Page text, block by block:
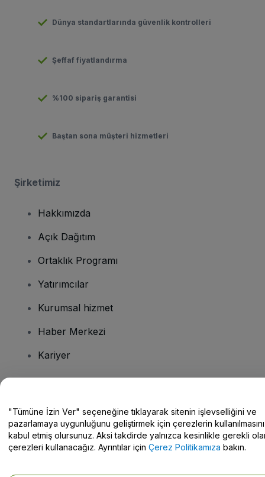
Dünya standartlarında güvenlik kontrolleri
Şeffaf fiyatlandırma
%100 sipariş garantisi
Baştan sona müşteri hizmetleri
Şirketimiz
Hakkımızda
Açık Dağıtım
Ortaklık Programı
Yatırımcılar
Kurumsal hizmet
Haber Merkezi
Kariyer
Yardım Merkezi / Bize Ulaşın
"Tümüne İzin Ver" seçeneğine tıklayarak sitenin işlevselliğini ve
pazarlamaya uygunluğunu geliştirmek için çerezlerin kullanılmasını
kabul etmiş olursunuz. Aksi takdirde yalnızca kesinlikle gerekli
çerezleri kullanacağız. Ayrıntılar için Çerez Politikamıza bakın.